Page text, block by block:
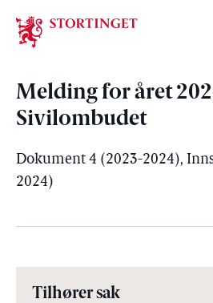
Stortinget.no
Melding for året
Sivilombudet
Dokument 4 (2023-2024),
2024)
Tilhører sak